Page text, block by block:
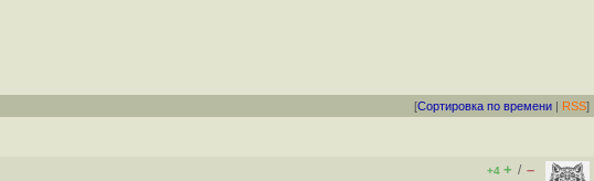
[Сортировка по времени | RSS]
+4 + / –